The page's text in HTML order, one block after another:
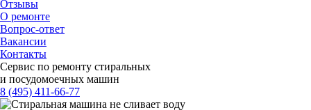
Отзывы
О ремонте
Вопрос-ответ
Вакансии
Контакты
Сервис по ремонту стиральных
и посудомоечных машин
8 (495) 411-66-77